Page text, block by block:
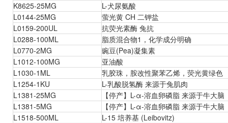
K8625-25MG
L-犬尿氨酸
L0144-25MG
萤光黄 CH 二钾盐
L0159-200UL
抗荧光素酶 兔抗
L0288-100ML
脂质混合物1，化学成分明确
L0770-2MG
豌豆(Pea)凝集素
L1012-100MG
亚油酸
L1030-1ML
乳胶珠，胺改性聚苯乙烯，荧光黄绿色
L1254-1KU
L-乳酸脱氢酶 来源于兔肌肉
L1381-25MG
【停产】L-α-溶血卵磷脂 来源于牛大脑
L1381-5MG
【停产】L-α-溶血卵磷脂 来源于牛大脑
L1518-500ML
L-15 培养基 (Leibovitz)